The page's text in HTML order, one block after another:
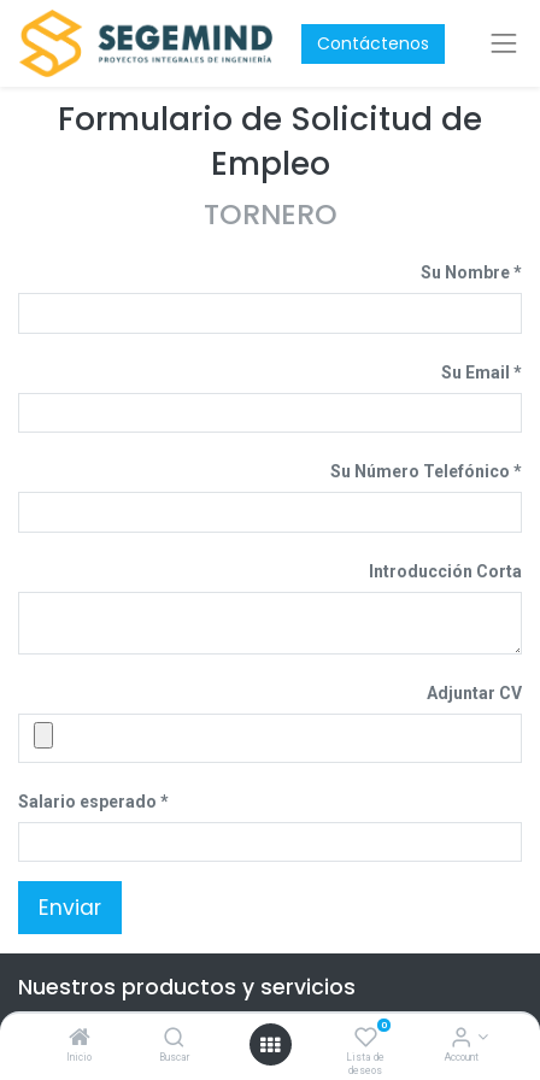
Inicio Buscar
0
Lista de
deseos
Account
Contáctenos
Formulario de Solicitud de
Empleo
TORNERO
Su Nombre
Su Email
Su Número Telefónico
Introducción Corta
Adjuntar CV
Salario esperado
Enviar
Nuestros productos y servicios
Contacte con nosotros